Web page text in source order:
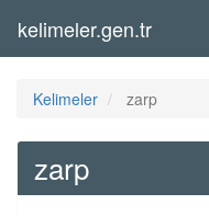
kelimeler.gen.tr
Kelimeler zarp
zarp